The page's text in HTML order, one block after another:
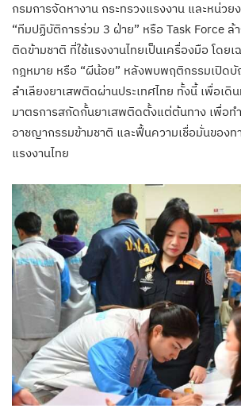
กรมการจัดหางาน กระทรวงแรงงาน และหน่วย
“ทีมปฏิบัติการร่วม 3 ฝ่าย” หรือ Task Force ล้
ติดข้ามชาติ ที่ใช้แรงงานไทยเป็นเครื่องมือ โดย
กฎหมาย หรือ “ผีน้อย” หลังพบพฤติกรรมเปิดบั
ลำเลียงยาเสพติดผ่านประเทศไทย ทั้งนี้ เพื่อเดิ
มาตรการสกัดกั้นยาเสพติดตั้งแต่ต้นทาง เพื่อท
อาชญากรรมข้ามชาติ และฟื้นความเชื่อมั่นของท
แรงงานไทย